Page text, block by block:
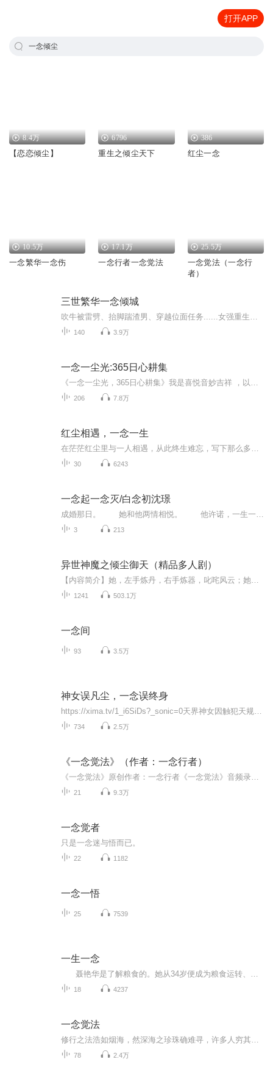
打开APP
一念倾尘
8.4万
【恋恋倾尘】
6796
重生之倾尘天下
386
红尘一念
10.5万
一念繁华一念伤
17.1万
一念行者一念觉法
25.5万
一念觉法（一念行
者）
三世繁华一念倾城
140 3.9万
一念一尘光:365日心耕集
206 7.8万
红尘相遇，一念一生
30 6243
一念起一念灭/白念初沈璟
3 213
异世神魔之倾尘御天（精品多人剧）
1241 503.1万
一念间
93 3.5万
神女误凡尘，一念误终身
734 2.5万
《一念觉法》（作者：一念行者）
21 9.3万
一念觉者
只是一念迷与悟而已。
22 1182
一念一悟
25 7539
一生一念
18 4237
一念觉法
78 2.4万